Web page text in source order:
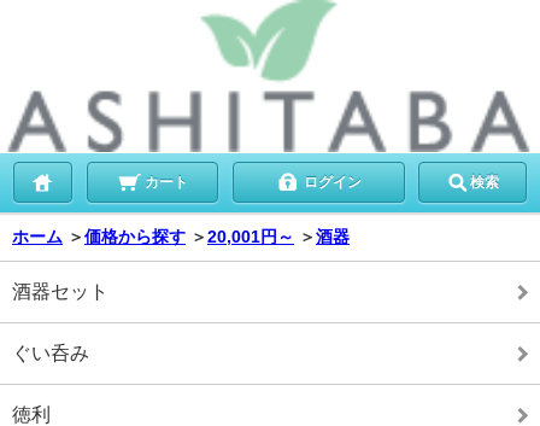
カート ログイン 検索
ホーム ＞価格から探す ＞20,001円～ ＞酒器
酒器セット
ぐい呑み
徳利